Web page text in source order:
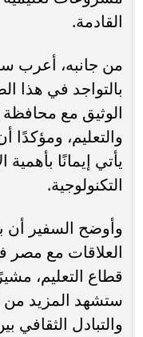
القادمة.
من جانبه، أعرب
بالتواجد في هذا
الوثيق مع محافظة
والتعليم،
يأتي إيمانًا
التكنولوجية.
وأوضح السفير أن
العلاقات مع مصر
قطاع التعليم،
ستشهد المزيد من
والتبادل الثقافي